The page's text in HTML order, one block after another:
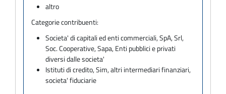
altro
Categorie contribuenti:
Societa' di capitali ed enti commerciali, SpA, Srl,
Soc. Cooperative, Sapa, Enti pubblici e privati
diversi dalle societa'
Istituti di credito, Sim, altri intermediari finanziari,
societa' fiduciarie